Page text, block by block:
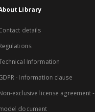
Library
details
Information
- Information clause
exclusive license agreement -
document